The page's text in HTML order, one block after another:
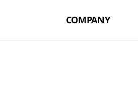
COMPANY